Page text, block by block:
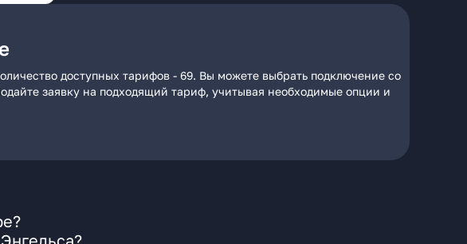
доступных тарифов - 69. Вы можете выбрать подключение со
заявку на подходящий тариф, учитывая необходимые опции и